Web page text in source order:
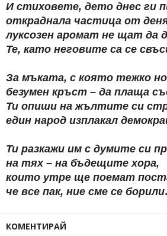
И стиховете, дето днес ги
откраднала частица от
луксозен аромат не щат да
Те, като неговите са се
За мъката, с която тежко
безумен кръст – да плаща
Ти опиши на жълтите си
един народ изплакал
Ти разкажи им с думите си
на тях – на бъдещите хора,
които утре ще поемат
че все пак, ние сме се
КОМЕНТИРАЙ